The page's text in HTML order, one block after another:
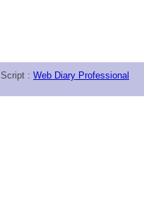
Script : Web Diary Professional